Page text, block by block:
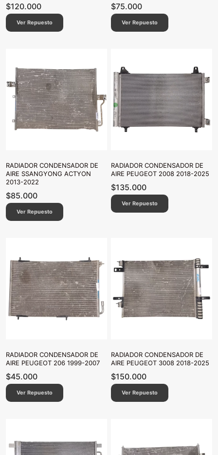
$120.000
Ver Repuesto
$75.000
Ver Repuesto
RADIADOR CONDENSADOR DE
AIRE SSANGYONG ACTYON
2013-2022
$85.000
Ver Repuesto
RADIADOR CONDENSADOR DE
AIRE PEUGEOT 2008 2018-2025
$135.000
Ver Repuesto
RADIADOR CONDENSADOR DE
AIRE PEUGEOT 206 1999-2007
$45.000
Ver Repuesto
RADIADOR CONDENSADOR DE
AIRE PEUGEOT 3008 2018-2025
$150.000
Ver Repuesto